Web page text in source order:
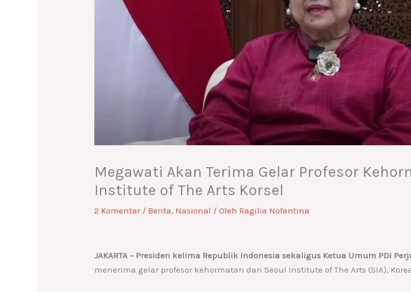
Megawati Akan Terima Gelar Profesor
Institute of The Arts Korsel
2 Komentar / Berita, Nasional / Oleh Ragilia Nofantina
JAKARTA – Presiden kelima Republik Indonesia sekaligus Ketua Umum PDI
menerima gelar profesor kehormatan dari Seoul Institute of The Arts (SIA),